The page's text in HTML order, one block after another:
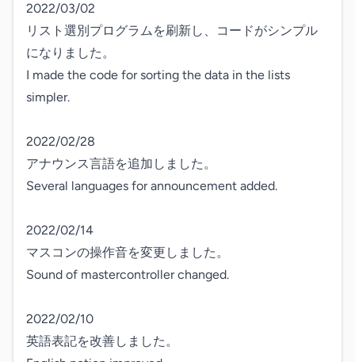
2022/03/02
リスト選別プログラムを刷新し、コードがシンプル
になりました。
I made the code for sorting the data in the lists
simpler.
2022/02/28
アナウンス言語を追加しました。
Several languages for announcement added.
2022/02/14
マスコンの操作音を変更しました。
Sound of mastercontroller changed.
2022/02/10
英語表記を改善しました。